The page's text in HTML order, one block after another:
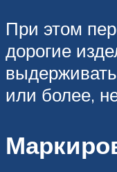
При этом
дорогие
или более,